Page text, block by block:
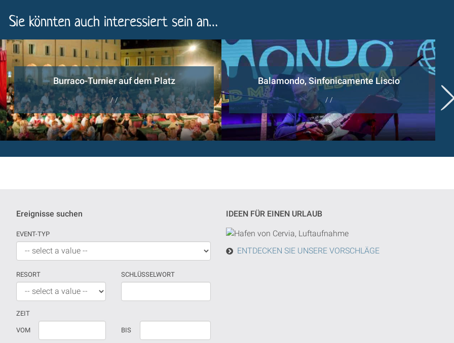
Sie könnten auch interessiert sein an…
Burraco-Turnier auf dem Platz
/ /
Balamondo, Sinfonicamente Liscio
/ /
Ereignisse suchen
EVENT-TYP
RESORT SCHLÜSSELWORT
ZEIT
Wenn
Datum
VOM BIS
IDEEN FÜR EINEN URLAUB
ENTDECKEN SIE UNSERE VORSCHLÄGE